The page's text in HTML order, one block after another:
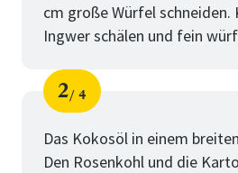
cm große Würfel schneiden.
Ingwer schälen und fein
Schritt
2
von
4
Das Kokosöl in einem
Den Rosenkohl und die